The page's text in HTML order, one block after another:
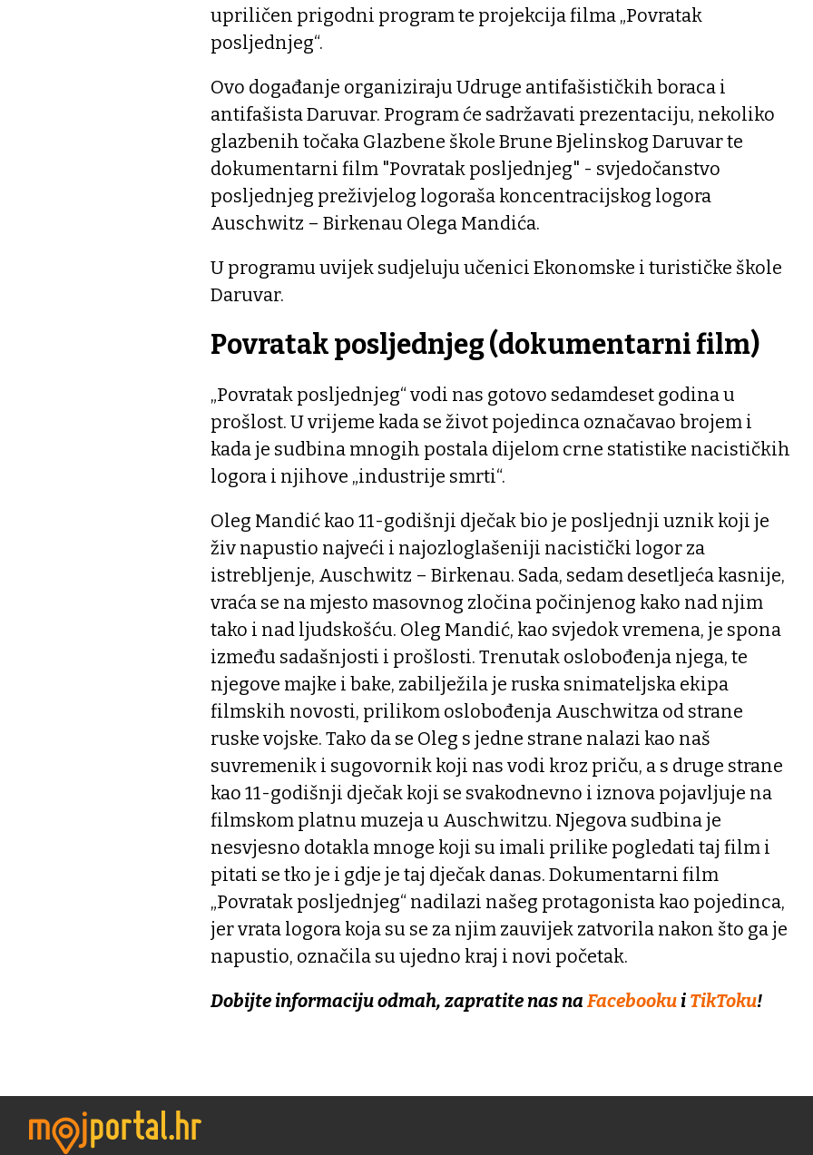
upriličen prigodni program te projekcija filma „Povratak
posljednjeg“.
Ovo događanje organiziraju Udruge antifašističkih boraca i
antifašista Daruvar. Program će sadržavati prezentaciju, nekoliko
glazbenih točaka Glazbene škole Brune Bjelinskog Daruvar te
dokumentarni film "Povratak posljednjeg" - svjedočanstvo
posljednjeg preživjelog logoraša koncentracijskog logora
Auschwitz – Birkenau Olega Mandića.
U programu uvijek sudjeluju učenici Ekonomske i turističke škole
Daruvar.
Povratak posljednjeg (dokumentarni film)
„Povratak posljednjeg“ vodi nas gotovo sedamdeset godina u
prošlost. U vrijeme kada se život pojedinca označavao brojem i
kada je sudbina mnogih postala dijelom crne statistike nacističkih
logora i njihove „industrije smrti“.
Oleg Mandić kao 11-godišnji dječak bio je posljednji uznik koji je
živ napustio najveći i najozloglašeniji nacistički logor za
istrebljenje, Auschwitz – Birkenau. Sada, sedam desetljeća kasnije,
vraća se na mjesto masovnog zločina počinjenog kako nad njim
tako i nad ljudskošću. Oleg Mandić, kao svjedok vremena, je spona
između sadašnjosti i prošlosti. Trenutak oslobođenja njega, te
njegove majke i bake, zabilježila je ruska snimateljska ekipa
filmskih novosti, prilikom oslobođenja Auschwitza od strane
ruske vojske. Tako da se Oleg s jedne strane nalazi kao naš
suvremenik i sugovornik koji nas vodi kroz priču, a s druge strane
kao 11-godišnji dječak koji se svakodnevno i iznova pojavljuje na
filmskom platnu muzeja u Auschwitzu. Njegova sudbina je
nesvjesno dotakla mnoge koji su imali prilike pogledati taj film i
pitati se tko je i gdje je taj dječak danas. Dokumentarni film
„Povratak posljednjeg“ nadilazi našeg protagonista kao pojedinca,
jer vrata logora koja su se za njim zauvijek zatvorila nakon što ga je
napustio, označila su ujedno kraj i novi početak.
Dobijte informaciju odmah, zapratite nas na Facebooku i TikToku!